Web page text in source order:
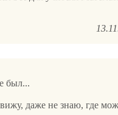
был...
даже не знаю, где